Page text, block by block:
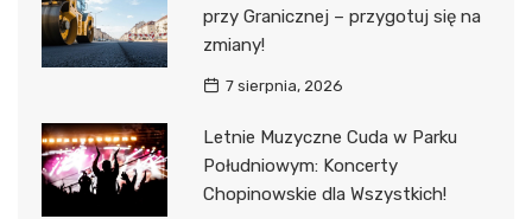
przy Granicznej – przygotuj się na
zmiany!
7 sierpnia, 2026
Letnie Muzyczne Cuda w Parku
Południowym: Koncerty
Chopinowskie dla Wszystkich!